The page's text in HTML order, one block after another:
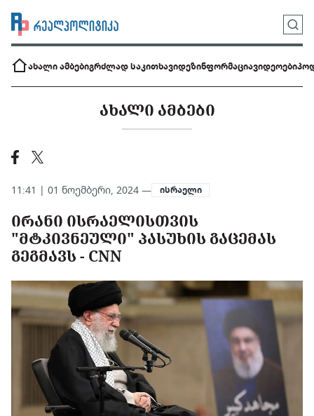
ახალი ამბებიგრძლად საკითხავიდეზინფორმაციავიდეოები
ᲐᲮᲐᲚᲘ ᲐᲛᲑᲔᲑᲘ
11:41 | 01 ნოემბერი, 2024 — ისრაელი
ᲘᲠᲐᲜᲘ ᲘᲡᲠᲐᲔᲚᲘᲡᲗᲕᲘᲡ
"ᲛᲢᲙᲘᲕᲜᲔᲣᲚᲘ" ᲞᲐᲡᲣᲮᲘᲡ ᲒᲐᲪᲔᲛᲐᲡ
ᲒᲔᲒᲛᲐᲕᲡ - CNN